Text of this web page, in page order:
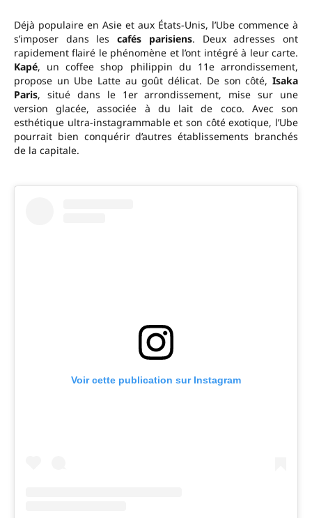
Déjà populaire en Asie et aux États-Unis, l’Ube commence à
s’imposer dans lescafés parisiens. Deux adresses ont
rapidement flairé le phénomène et l’ont intégré à leur carte.
Kapé, un coffee shop philippin du 11e arrondissement,
propose un Ube Latte au goût délicat. De son côté, Isaka
Paris, situé dans le 1er arrondissement, mise sur une
version glacée, associée à du lait de coco. Avec son
esthétique ultra-instagrammable et son côté exotique, l’Ube
pourrait bien conquérir d’autres établissements branchés
de la capitale.
Voir cette publication sur Instagram